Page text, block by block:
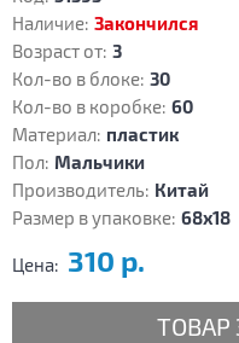
Наличие: Закончился
Возраст от: 3
Кол-во в блоке: 30
Кол-во в коробке: 60
Материал: пластик
Пол: Мальчики
Производитель: Китай
Размер в упаковке: 68х18
Цена: 310 р.
ТОВАР